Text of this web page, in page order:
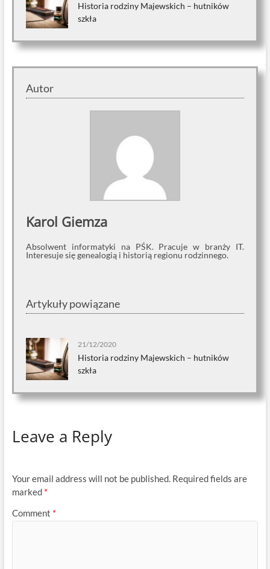
Historia rodziny Majewskich – hutników
szkła
Autor
Karol Giemza
Absolwent informatyki na PŚK. Pracuje w branży IT.
Interesuje się genealogią i historią regionu rodzinnego.
Artykuły powiązane
21/12/2020
Historia rodziny Majewskich – hutników
szkła
Leave a Reply
Your email address will not be published. Required fields are
marked *
Comment *